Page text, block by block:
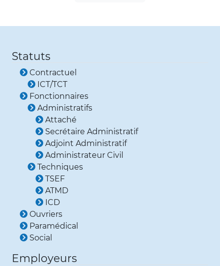
Statuts
Contractuel
ICT/TCT
Fonctionnaires
Administratifs
Attaché
Secrétaire Administratif
Adjoint Administratif
Administrateur Civil
Techniques
TSEF
ATMD
ICD
Ouvriers
Paramédical
Social
Employeurs